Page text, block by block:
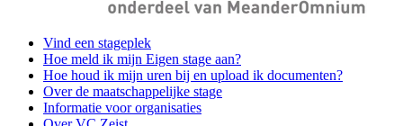
Vind een stageplek
Hoe meld ik mijn Eigen stage aan?
Hoe houd ik mijn uren bij en upload ik documenten?
Over de maatschappelijke stage
Informatie voor organisaties